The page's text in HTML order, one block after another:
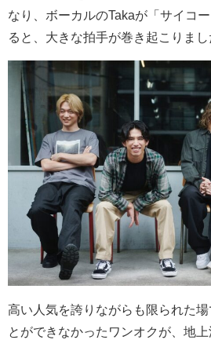
なり、ボーカルのTakaが「サイコ
ると、大きな拍手が巻き起こりまし
高い人気を誇りながらも限られた
とができなかったワンオクが、地